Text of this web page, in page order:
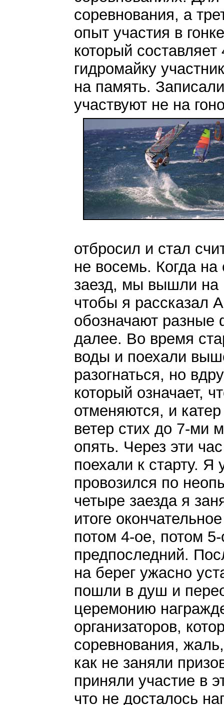
соревнования, а
опыт участия в
который
гидромайку
на память.
участвуют не на
отбросил и стал
не восемь. Когда
заезд, мы вышли на
чтобы я рассказал
обозначают разные
далее. Во время
воды и поехали
разогнаться, но
который означает,
отменяются, и
ветер стих до 7-ми
опять. Через эти
поехали к старту.
провозился по
четыре заезда я
итоге
потом 4-ое, потом
предпоследний.
на берег ужасно
пошли в душ и
церемонию
организаторов,
соревнования,
как не заняли
приняли участие в
что не досталось